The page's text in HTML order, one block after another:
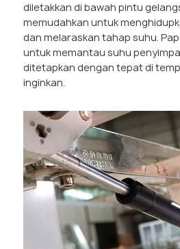
diletakkan di bawah pintu
memudahkan untuk
dan melaraskan tahap suhu.
untuk memantau suhu
ditetapkan dengan tepat di
inginkan.